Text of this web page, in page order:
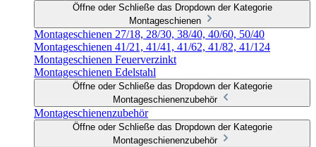
Öffne oder Schließe das Dropdown der Kategorie
Montageschienen
Montageschienen 27/18, 28/30, 38/40, 40/60, 50/40
Montageschienen 41/21, 41/41, 41/62, 41/82, 41/124
Montageschienen Feuerverzinkt
Montageschienen Edelstahl
Öffne oder Schließe das Dropdown der Kategorie
Montageschienenzubehör
Montageschienenzubehör
Öffne oder Schließe das Dropdown der Kategorie
Montageschienenzubehör